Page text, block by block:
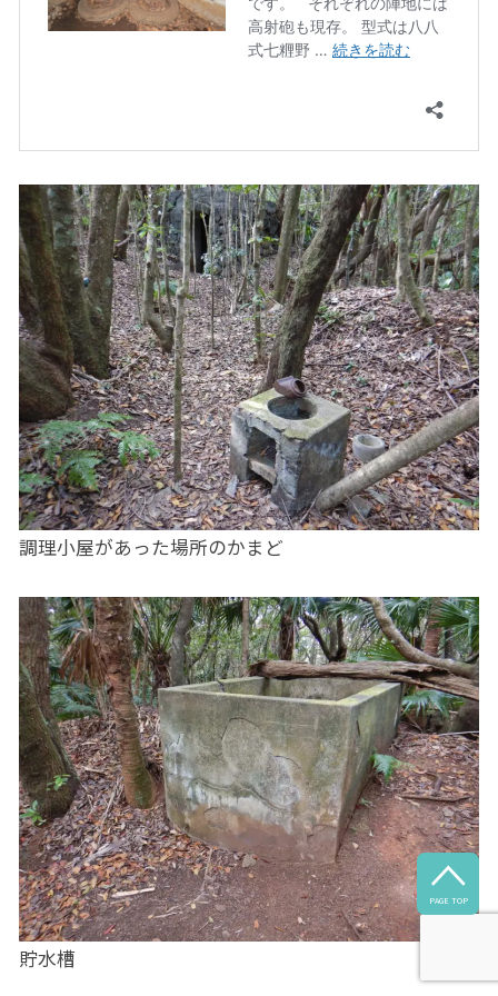
調理小屋があった場所のかまど
貯水槽

PAGE TOP